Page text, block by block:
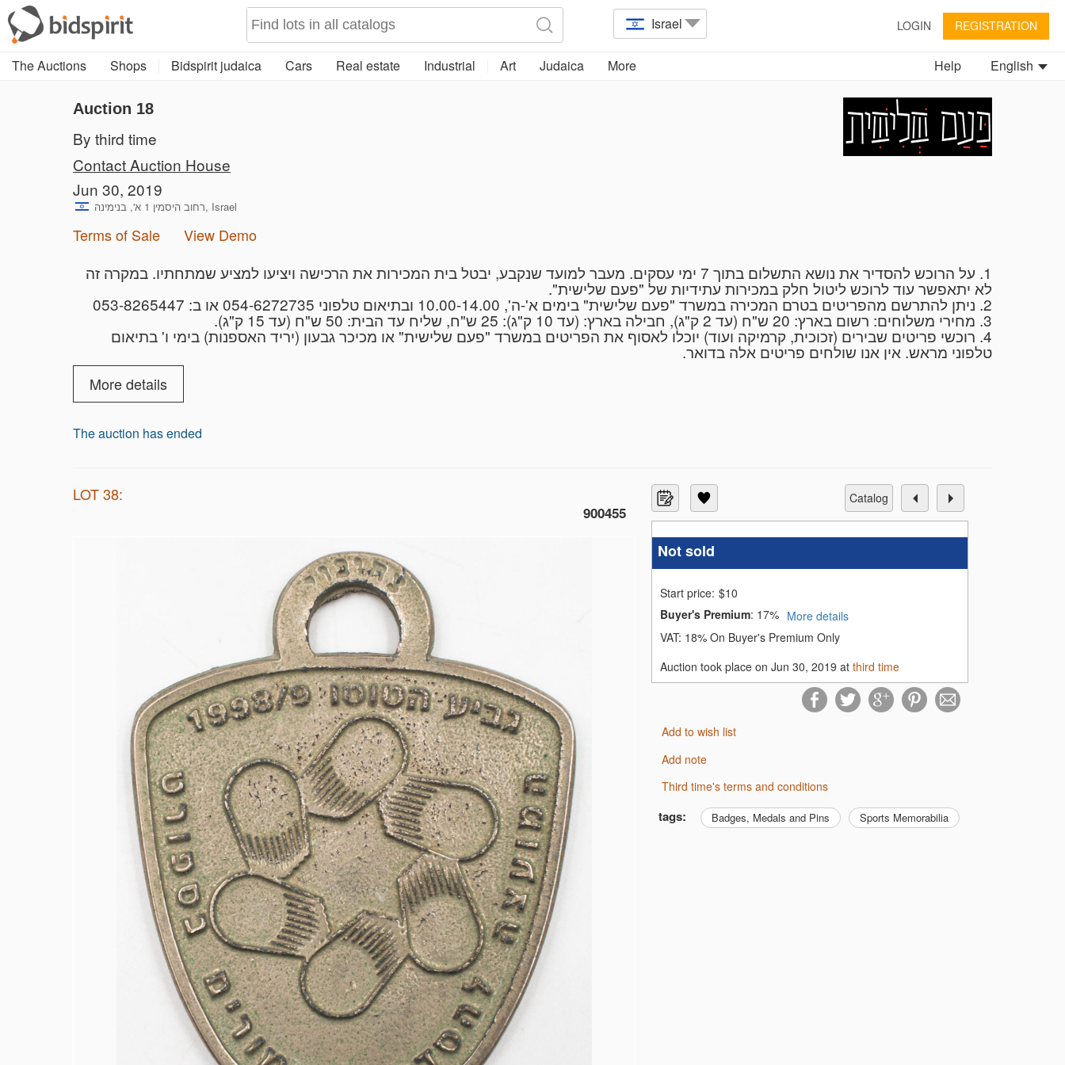
Israel LOGIN REGISTRATION
The Auctions Shops Bidspirit judaica Cars Real estate Industrial Art Judaica More English
Help
Auction 18
By third time
Contact Auction House
Jun 30, 2019
רחוב היסמין 1 א', בנימינה, Israel
Terms of Sale View Demo
1. על הרוכש להסדיר את נושא התשלום בתוך 7 ימי עסקים. מעבר למועד שנקבע, יבטל בית המכירות את הרכישה ויציעו למציע שמתחתיו. במקרה זה
לא יתאפשר עוד לרוכש ליטול חלק במכירות עתידיות של "פעם שלישית".
2. ניתן להתרשם מהפריטים בטרם המכירה במשרד "פעם שלישית" בימים א'-ה', 10.00-14.00 ובתיאום טלפוני 054-6272735 או ב: 053-8265447
3. מחירי משלוחים: רשום בארץ: 20 ש"ח (עד 2 ק"ג), חבילה בארץ: (עד 10 ק"ג): 25 ש"ח, שליח עד הבית: 50 ש"ח (עד 15 ק"ג).
4. רוכשי פריטים שבירים (זכוכית, קרמיקה ועוד) יוכלו לאסוף את הפריטים במשרד "פעם שלישית" או מכיכר גבעון (יריד האספנות) בימי ו' בתיאום
טלפוני מראש. אין אנו שולחים פריטים אלה בדואר.
More details
The auction has ended
LOT 38:
900455
catalog
Not sold
Start price: $10
Buyer's Premium: 17%
More details
VAT: 18% On Buyer's Premium Only
Auction took place on Jun 30, 2019 at third time
Add to wish list
Add note
third time's terms and conditions
tags: Badges, Medals and Pins Sports Memorabilia